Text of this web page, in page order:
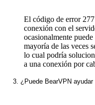
El código de error
conexión con el
ocasionalmente
mayoría de las veces
lo cual podría
a una conexión por
3. ¿Puede BearVPN